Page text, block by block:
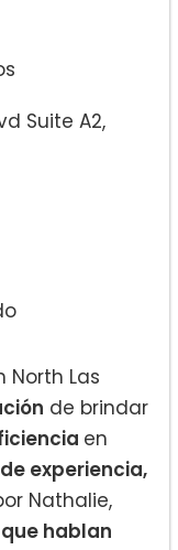
Suite A2,
North Las
de brindar
en
experiencia,
Nathalie,
hablan